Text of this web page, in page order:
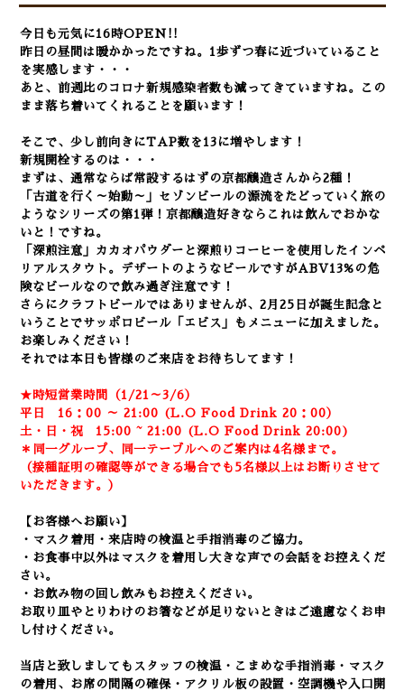
今日も元気に16時OPEN!!
昨日の昼間は暖かかったですね。1歩ずつ春に近づいていること
を実感します・・・
あと、前週比のコロナ新規感染者数も減ってきていますね。この
まま落ち着いてくれることを願います！
そこで、少し前向きにTAP数を13に増やします！
新規開栓するのは・・・
まずは、通常ならば常設するはずの京都醸造さんから2種！
「古道を行く～始動～」セゾンビールの源流をたどっていく旅の
ようなシリーズの第1弾！京都醸造好きならこれは飲んでおかな
いと！ですね。
「深煎注意」カカオパウダーと深煎りコーヒーを使用したインペ
リアルスタウト。デザートのようなビールですがABV13%の危
険なビールなので飲み過ぎ注意です！
さらにクラフトビールではありませんが、2月25日が誕生記念と
いうことでサッポロビール「エビス」もメニューに加えました。
お楽しみください！
それでは本日も皆様のご来店を お待ちしてます！
★時短営業時間（1/21～3/6）
平日 16：00 ～ 21:00 (L.O Food Drink 20：00）
土・日・祝 15:00 ~ 21:00 (L.O Food Drink 20:00)
＊同一グループ、同一テーブルへのご案内は4名様まで。
（接種証明の確認等ができる場合でも5名様以上はお断りさせて
いただきます。）
【お客様へお願い】
・マスク着用・来店時の検温と手指消毒のご協力。
・お食事中以外はマスクを着用し大きな声での会話をお控えくだ
さい。
・お飲み物の回し飲みもお控えください。
お取り皿やとりわけのお箸などが足りないときはご遠慮なくお申
し付けください。
当店と致しましてもスタッフの検温・こまめな手指消毒・マスク
の着用、 お席の間隔の確保・アクリル板の設置・空調機や入口開